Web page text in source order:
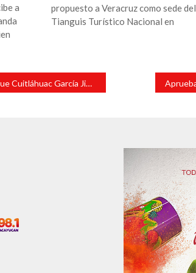
a
propuesto a Veracruz como sede del
Tianguis Turístico Nacional en
haya ganado la gubernatura: Gómez Cazarín